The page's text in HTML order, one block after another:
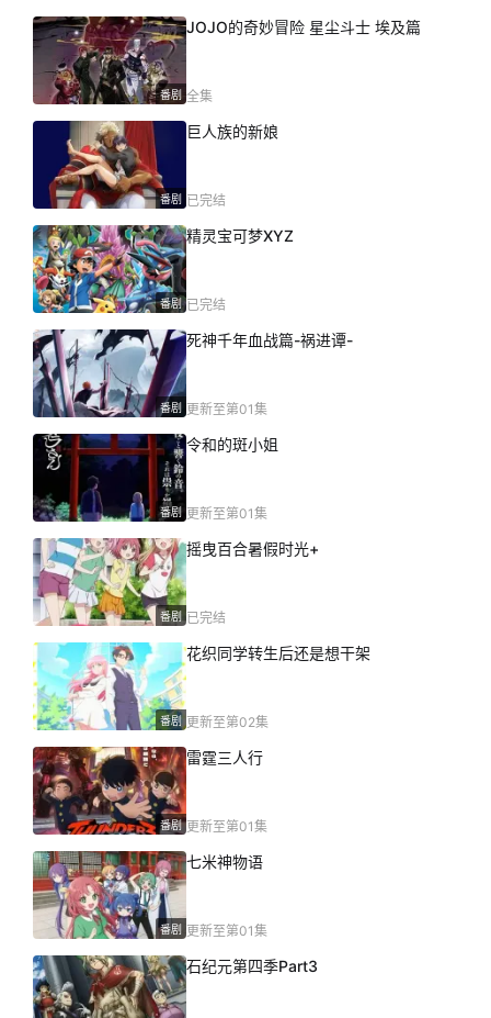
番剧
JOJO的奇妙冒险 星尘斗士 埃及篇
全集
番剧
巨人族的新娘
已完结
番剧
精灵宝可梦XYZ
已完结
番剧
死神千年血战篇-祸进谭-
更新至第01集
番剧
令和的斑小姐
更新至第01集
番剧
摇曳百合暑假时光+
已完结
番剧
花织同学转生后还是想干架
更新至第02集
番剧
雷霆三人行
更新至第01集
番剧
七米神物语
更新至第01集
石纪元第四季Part3